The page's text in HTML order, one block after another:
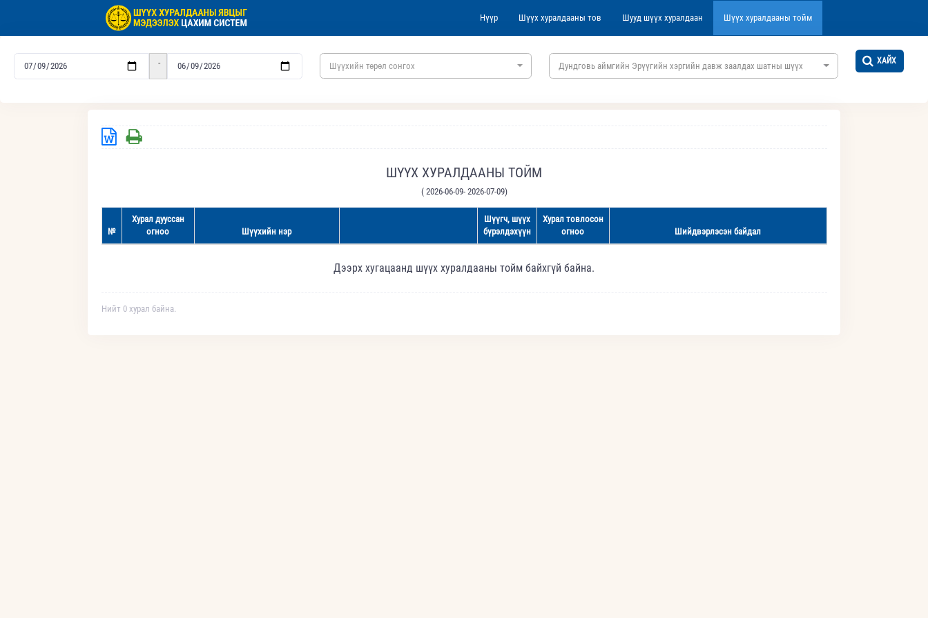
Нүүр Шүүх хуралдааны тов Шууд шүүх хуралдаан Шүүх хуралдааны тойм
- Шүүхийн төрөл сонгох Дундговь аймгийн Эрүүгийн хэргийн давж заалдах шатны шүүх
ХАЙХ
ШҮҮХ ХУРАЛДААНЫ ТОЙМ
( 2026-06-09- 2026-07-09)
№
Хурал дууссан
огноо
Шүүхийн нэр
Шүүгч, шүүх
бүрэлдэхүүн
Хурал товлосон
огноо
Шийдвэрлэсэн байдал
Дээрх хугацаанд шүүх хуралдааны тойм байхгүй байна.
Нийт 0 хурал байна.